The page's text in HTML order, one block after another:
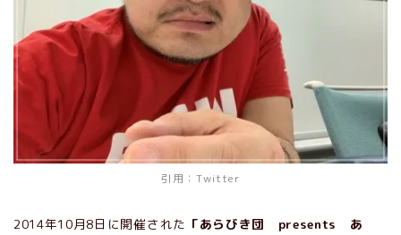
引用： Twitter
2014年10月8日に開催された 「あらびき団 presents あ